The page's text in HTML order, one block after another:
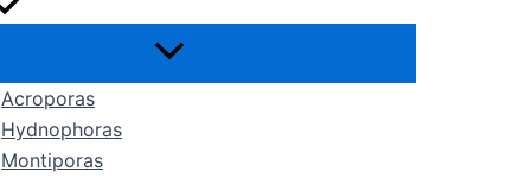
Acroporas
Hydnophoras
Montiporas